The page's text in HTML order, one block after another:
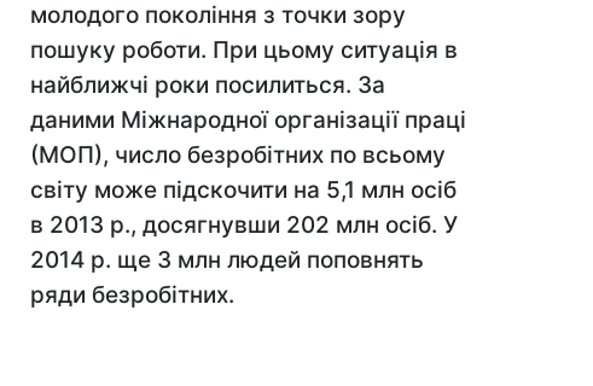
молодого покоління з точки зору
пошуку роботи. При цьому ситуація в
найближчі роки посилиться. За
даними Міжнародної організації праці
(МОП), число безробітних по всьому
світу може підскочити на 5,1 млн осіб
в 2013 р., досягнувши 202 млн осіб. У
2014 р. ще 3 млн людей поповнять
ряди безробітних.